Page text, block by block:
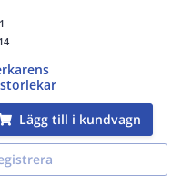
Lägg till i kundvagn